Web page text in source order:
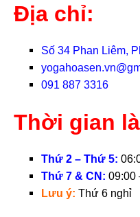
Địa chỉ:
Số 34 Phan Liêm,
091 887 3316
Thời gian
Thứ 2 – Thứ 5:
Thứ 7 & CN: 09:00
Lưu ý: Thứ 6 nghỉ